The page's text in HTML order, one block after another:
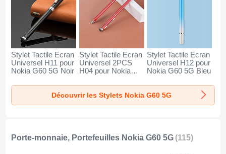
Stylet Tactile Ecran
Universel H11 pour
Nokia G60 5G Noir
Stylet Tactile Ecran
Universel 2PCS
H04 pour Nokia
Stylet Tactile Ecran
Universel H12 pour
Nokia G60 5G Bleu
Découvrir les Stylets Nokia G60 5G
Porte-monnaie, Portefeuilles Nokia G60 5G (115)